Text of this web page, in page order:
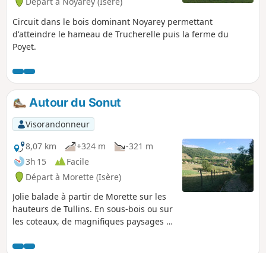
Circuit dans le bois dominant Noyarey permettant
d'atteindre le hameau de Trucherelle puis la ferme du
Poyet.
Autour du Sonut
Visorandonneur
8,07 km
+324 m
-321 m
3h 15
Facile
Départ à Morette (Isère)
Jolie balade à partir de Morette sur les
hauteurs de Tullins. En sous-bois ou sur
les coteaux, de magnifiques paysages à
belle montée dans le sens où nous